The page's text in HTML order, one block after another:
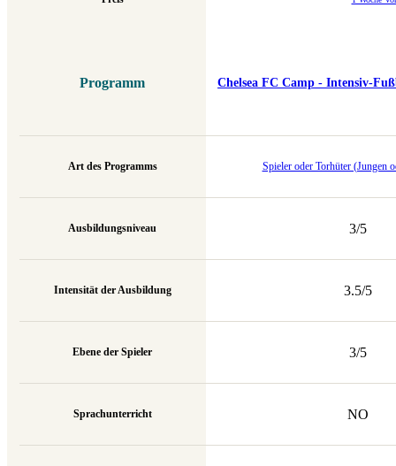
Programm
Art des Programms
Ausbildungsniveau
Intensität der Ausbildung
Ebene der Spieler
Sprachunterricht
Chelsea FC Camp - Intensiv-
Spieler oder Torhüter (Jungen
3/5
3.5/5
3/5
NO